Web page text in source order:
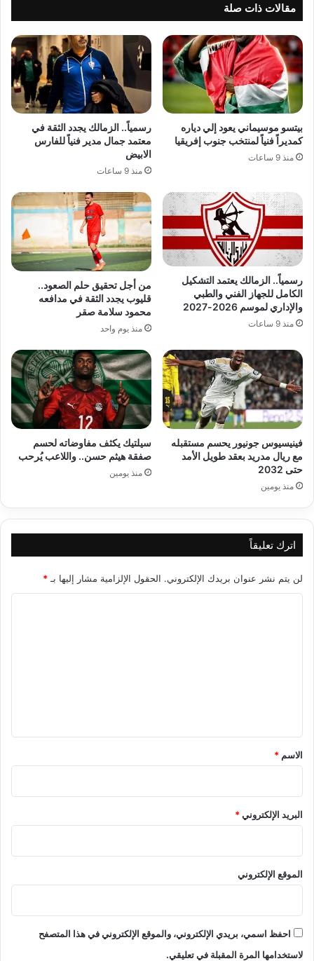
مقالات ذات صلة
بيتسو موسيماني يعود إلي دياره
كمديراً فنياً لمنتخب جنوب إفريقيا
منذ 9 ساعات
رسمياً.. الزمالك يجدد الثقة في
معتمد جمال مدير فنياً للفارس
الابيض
منذ 9 ساعات
رسمياً.. الزمالك يعتمد التشكيل
الكامل للجهاز الفني والطبي
والإداري لموسم 2026-2027
منذ 9 ساعات
من أجل تحقيق حلم الصعود..
قليوب يجدد الثقة في مدافعه
محمود سلامة صقر
منذ يوم واحد
فينيسيوس جونيور يحسم مستقبله
مع ريال مدريد بعقد طويل الأمد
حتى 2032
منذ يومين
سيلتيك يكثف مفاوضاته لحسم
صفقة هيثم حسن.. واللاعب يُرحب
منذ يومين
اترك تعليقاً
لن يتم نشر عنوان بريدك الإلكتروني. الحقول الإلزامية مشار إليها بـ *
*
الاسم *
البريد الإلكتروني*
الموقع الإلكتروني
احفظ اسمي، بريدي الإلكتروني، والموقع الإلكتروني في هذا المتصفح
لاستخدامها المرة المقبلة في تعليقي.